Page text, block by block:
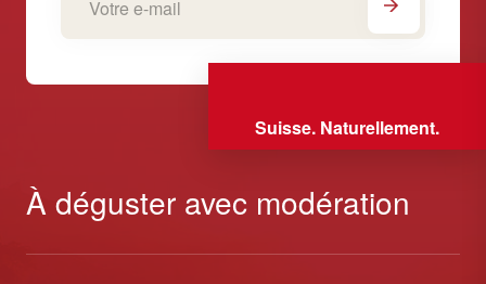
Suisse. Naturellement.
À déguster avec modération